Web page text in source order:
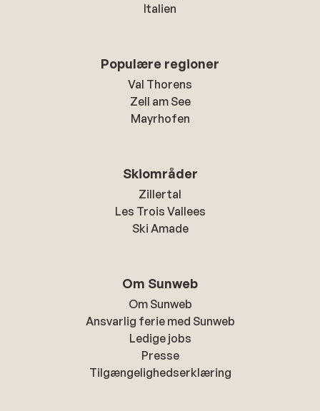
Italien
Populære regioner
Val Thorens
Zell am See
Mayrhofen
Skiområder
Zillertal
Les Trois Vallees
Ski Amade
Om Sunweb
Om Sunweb
Ansvarlig ferie med Sunweb
Ledige jobs
Presse
Tilgængelighedserklæring